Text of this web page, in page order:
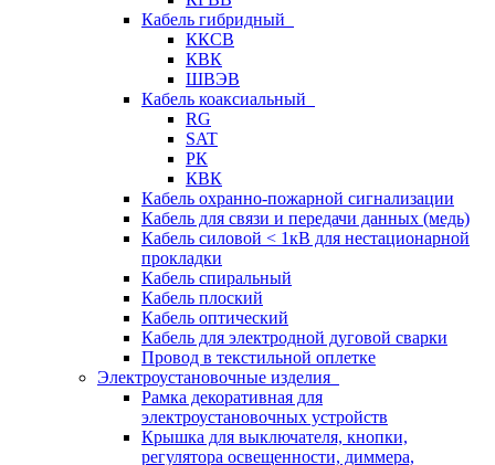
Кабель гибридный
ККСВ
КВК
ШВЭВ
Кабель коаксиальный
RG
SAT
РК
КВК
Кабель охранно-пожарной сигнализации
Кабель для связи и передачи данных (медь)
Кабель силовой < 1кВ для нестационарной
прокладки
Кабель спиральный
Кабель плоский
Кабель оптический
Кабель для электродной дуговой сварки
Провод в текстильной оплетке
Электроустановочные изделия
Рамка декоративная для
электроустановочных устройств
Крышка для выключателя, кнопки,
регулятора освещенности, диммера,